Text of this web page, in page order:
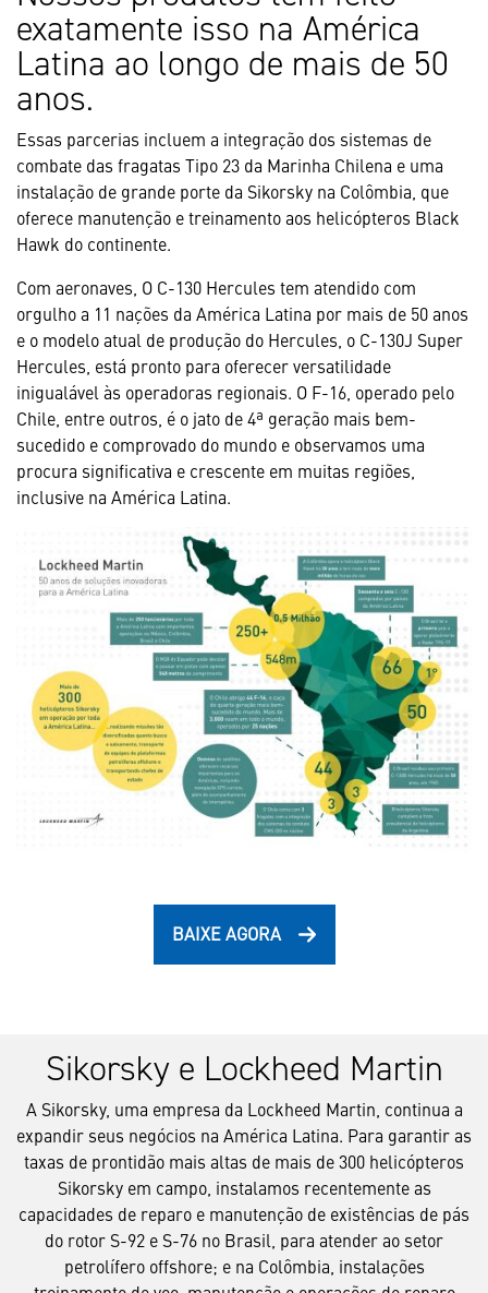
exatamente isso na América
Latina ao longo de mais de 50
anos.
Essas parcerias incluem a integração dos sistemas de
combate das fragatas Tipo 23 da Marinha Chilena e uma
instalação de grande porte da Sikorsky na Colômbia, que
oferece manutenção e treinamento aos helicópteros Black
Hawk do continente.
Com aeronaves, O C-130 Hercules tem atendido com
orgulho a 11 nações da América Latina por mais de 50 anos
e o modelo atual de produção do Hercules, o C-130J Super
Hercules, está pronto para oferecer versatilidade
inigualável às operadoras regionais. O F-16, operado pelo
Chile, entre outros, é o jato de 4ª geração mais bem-
sucedido e comprovado do mundo e observamos uma
procura significativa e crescente em muitas regiões,
inclusive na América Latina.
BAIXE AGORA
Sikorsky e Lockheed Martin
A Sikorsky, uma empresa da Lockheed Martin, continua a
expandir seus negócios na América Latina. Para garantir as
taxas de prontidão mais altas de mais de 300 helicópteros
Sikorsky em campo, instalamos recentemente as
capacidades de reparo e manutenção de existências de pás
do rotor S-92 e S-76 no Brasil, para atender ao setor
petrolífero offshore; e na Colômbia, instalações